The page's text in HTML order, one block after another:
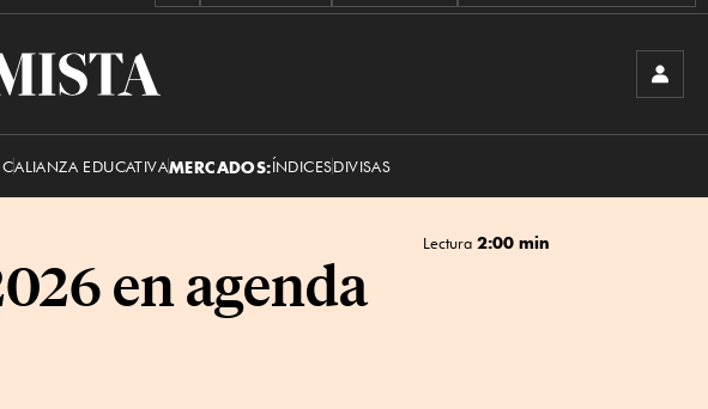
ALIANZA EDUCATIVAMERCADOS:ÍNDICESDIVISAS
Lectura 2:00 min
en agenda